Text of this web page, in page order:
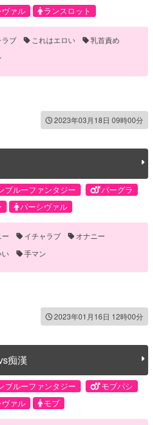
ァル
ランスロット
ラブ これはエロい
乳首責め
2023年03月18日 09時00分
ブルーファンタジー
パーグラ
パーシヴァル
イチャラブ
オナニー
い
手マン
2023年01月16日 12時00分
痴漢
ブルーファンタジー
モブパシ
ァル
モブ